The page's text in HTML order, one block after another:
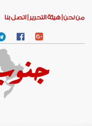
من نحن | هيئة التحرير | اتصل بنا